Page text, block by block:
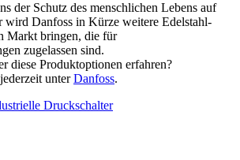
der Schutz des menschlichen Lebens auf
wird Danfoss in Kürze weitere Edelstahl-
Markt bringen, die für
zugelassen sind.
diese Produktoptionen erfahren?
unterDanfoss.
Druckschalter